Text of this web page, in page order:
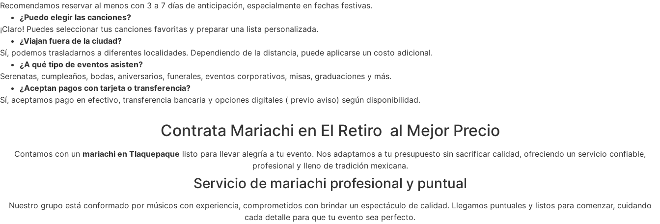
Recomendamos reservar al menos con 3 a 7 días de anticipación, especialmente en fechas festivas.
¿Puedo elegir las canciones?
¡Claro! Puedes seleccionar tus canciones favoritas y preparar una lista personalizada.
¿Viajan fuera de la ciudad?
Sí, podemos trasladarnos a diferentes localidades. Dependiendo de la distancia, puede aplicarse un costo adicional.
¿A qué tipo de eventos asisten?
Serenatas, cumpleaños, bodas, aniversarios, funerales, eventos corporativos, misas, graduaciones y más.
¿Aceptan pagos con tarjeta o transferencia?
Sí, aceptamos pago en efectivo, transferencia bancaria y opciones digitales ( previo aviso) según disponibilidad.
Contrata Mariachi en El Retiro al Mejor Precio
Contamos con un mariachi en Tlaquepaque listo para llevar alegría a tu evento. Nos adaptamos a tu presupuesto sin sacrificar calidad, ofreciendo un servicio confiable,
profesional y lleno de tradición mexicana.
Servicio de mariachi profesional y puntual
Nuestro grupo está conformado por músicos con experiencia, comprometidos con brindar un espectáculo de calidad. Llegamos puntuales y listos para comenzar, cuidando
cada detalle para que tu evento sea perfecto.